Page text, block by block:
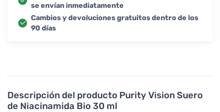
Descripción del producto Purity Vision Suero
de Niacinamida Bio 30 ml
se envían inmediatamente
Cambios y devoluciones gratuitos dentro de los
90 días